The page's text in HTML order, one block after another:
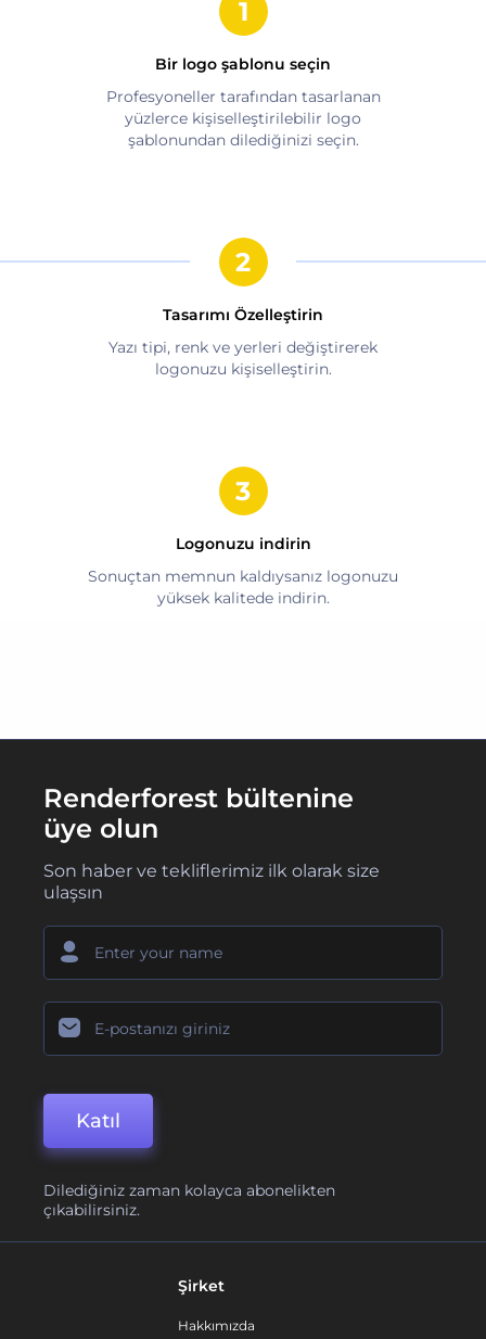
Bir logo şablonu seçin
Profesyoneller tarafından tasarlanan
yüzlerce kişiselleştirilebilir logo
şablonundan dilediğinizi seçin.
Tasarımı Özelleştirin
Yazı tipi, renk ve yerleri değiştirerek
logonuzu kişiselleştirin.
Logonuzu indirin
Sonuçtan memnun kaldıysanız logonuzu
yüksek kalitede indirin.
Renderforest bültenine
üye olun
Son haber ve tekliflerimiz ilk olarak size
ulaşsın
Katıl
Dilediğiniz zaman kolayca abonelikten
çıkabilirsiniz.
Şirket
Hakkımızda